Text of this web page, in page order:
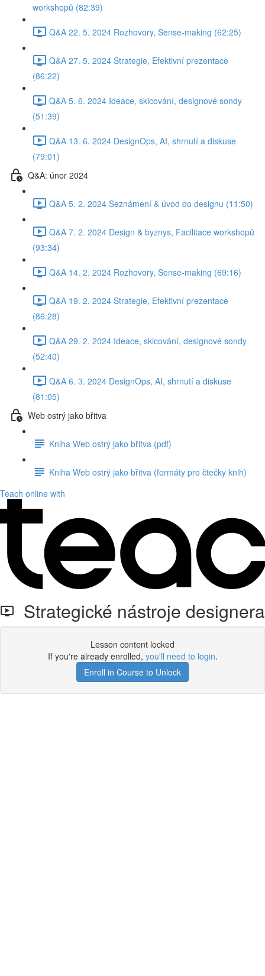
workshopů (82:39)
Q&A 22. 5. 2024 Rozhovory, Sense-making (62:25)
Q&A 27. 5. 2024 Strategie, Efektivní prezentace
(86:22)
Q&A 5. 6. 2024 Ideace, skicování, designové sondy
(51:39)
Q&A 13. 6. 2024 DesignOps, AI, shrnutí a diskuse
(79:01)
Q&A: únor 2024
Q&A 5. 2. 2024 Seznámení & úvod do designu (11:50)
Q&A 7. 2. 2024 Design & byznys, Facilitace workshopů
(93:34)
Q&A 14. 2. 2024 Rozhovory, Sense-making (69:16)
Q&A 19. 2. 2024 Strategie, Efektivní prezentace
(86:28)
Q&A 29. 2. 2024 Ideace, skicování, designové sondy
(52:40)
Q&A 6. 3. 2024 DesignOps, AI, shrnutí a diskuse
(81:05)
Web ostrý jako břitva
Kniha Web ostrý jako břitva (pdf)
Kniha Web ostrý jako břitva (formáty pro čtečky knih)
Teach online with
Strategické nástroje designera
Lesson content locked
If you're already enrolled, you'll need to login.
Enroll in Course to Unlock